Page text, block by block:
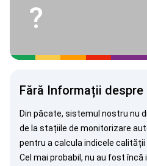
?
Fără Informații
Din păcate, sistemul nostru nu
de la stațiile de monitorizare
pentru a calcula indicele calității
Cel mai probabil, nu au fost